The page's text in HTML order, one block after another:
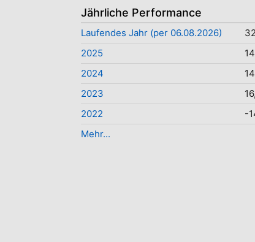
Jährliche Performance
Laufendes Jahr (per 06.08.2026)
2025
2024
2023
2022
-
Mehr...